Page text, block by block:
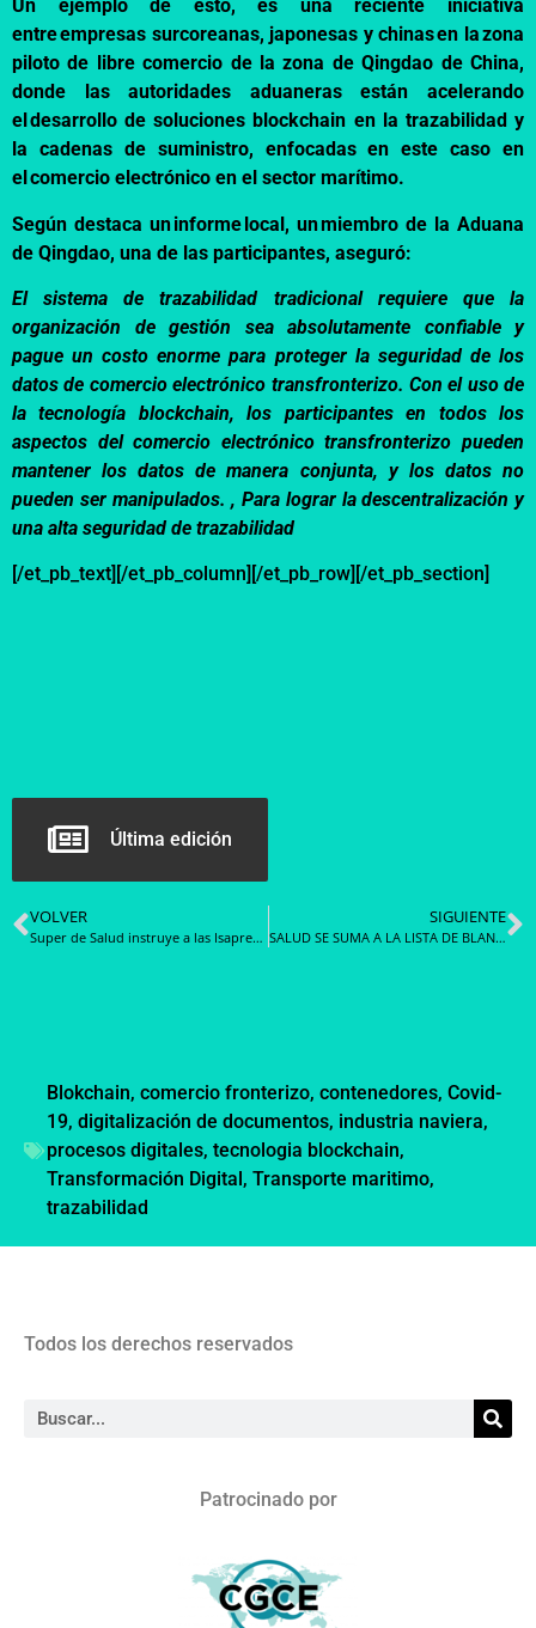
Un ejemplo de esto, es una reciente iniciativa
entre empresas surcoreanas, japonesas y chinas en la zona
piloto de libre comercio de la zona de Qingdao de China,
donde las autoridades aduaneras están acelerando
el desarrollo de soluciones blockchain en la trazabilidad y
la cadenas de suministro, enfocadas en este caso en
el comercio electrónico en el sector marítimo.
Según destaca uninformelocal, un miembro de la Aduana
de Qingdao, una de las participantes, aseguró:
El sistema de trazabilidad tradicional requiere que la
organización de gestión sea absolutamente confiable y
pague un costo enorme para proteger la seguridad de los
datos de comercio electrónico transfronterizo. Con el uso de
la tecnología blockchain, los participantes en todos los
aspectos del comercio electrónico transfronterizo pueden
mantener los datos de manera conjunta, y los datos no
pueden ser manipulados. , Para lograr la descentralización y
una alta seguridad de trazabilidad
[/et_pb_text][/et_pb_column][/et_pb_row][/et_pb_section]
Última edición
VOLVER
Super de Salud instruye a las Isapres para que activen de forma automática la cobertura adicional para sus afiliados durante la crisis sanitaria
SIGUIENTE
SALUD SE SUMA A LA LISTA DE BLANCOS MÁS VULNERABLES DE SUFRIR ATAQUES CIBERNÉTICOS
Blokchain, comercio fronterizo, contenedores, Covid-
19, digitalización de documentos, industria naviera,
procesos digitales, tecnologia blockchain,
Transformación Digital, Transporte maritimo,
trazabilidad
Todos los derechos reservados
Patrocinado por